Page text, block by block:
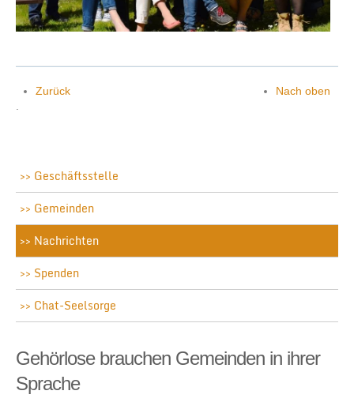
Zurück
Nach oben
.
Geschäftsstelle
Gemeinden
Nachrichten
Spenden
Chat-Seelsorge
Gehörlose brauchen Gemeinden in ihrer
Sprache